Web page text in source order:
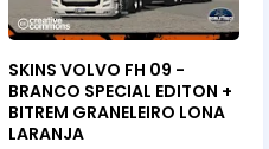
SKINS VOLVO FH 09 -
BRANCO SPECIAL EDITON +
BITREM GRANELEIRO LONA
LARANJA